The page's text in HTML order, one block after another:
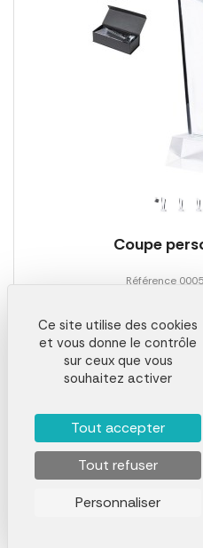
Coupe
Référence
Trophée en verre épais avec un
Spécialement
En stock : 857
à partir de9,34 €
Ce site utilise des cookies
et vous donne le contrôle
sur ceux que vous
souhaitez activer
Tout accepter
Tout refuser
Personnaliser